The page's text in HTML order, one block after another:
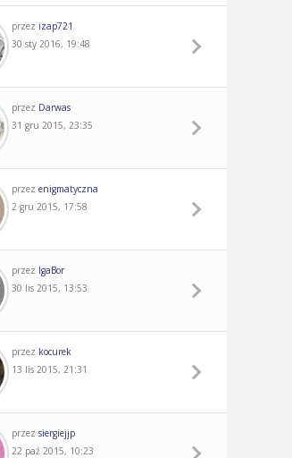
przez izap721
30 sty 2016, 19:48
przez Darwas
31 gru 2015, 23:35
przez enigmatyczna
2 gru 2015, 17:58
przez IgaBor
30 lis 2015, 13:53
przez kocurek
13 lis 2015, 21:31
przez siergiejjp
22 paź 2015, 10:23